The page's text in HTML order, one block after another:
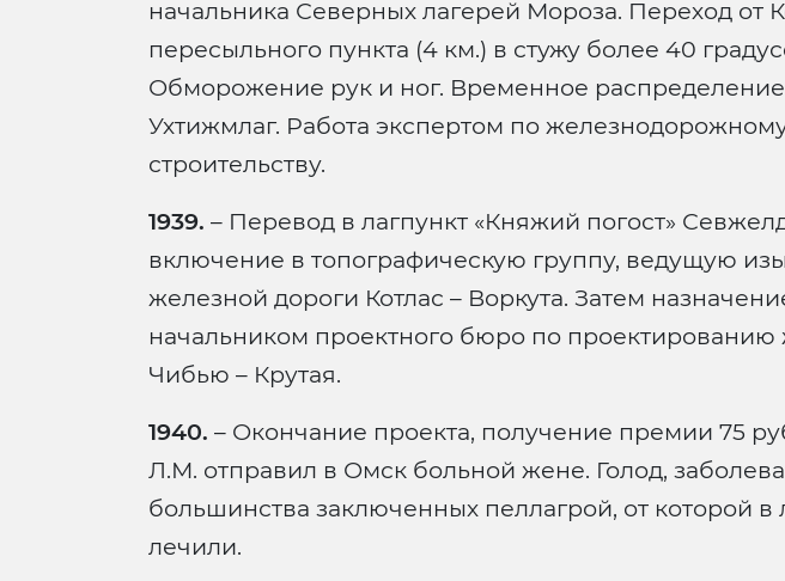
начальника Северных лагерей Мороза. Переход от
пересыльного пункта (4 км.) в стужу более 40
Обморожение рук и ног. Временное
Ухтижмлаг. Работа экспертом по
строительству.
1939. – Перевод в лагпункт «Княжий погост»
включение в топографическую группу, ведущую
железной дороги Котлас – Воркута. Затем
начальником проектного бюро по проектированию
Чибью – Крутая.
1940. – Окончание проекта, получение премии 75
Л.М. отправил в Омск больной жене. Голод,
большинства заключенных пеллагрой, от которой в
лечили.